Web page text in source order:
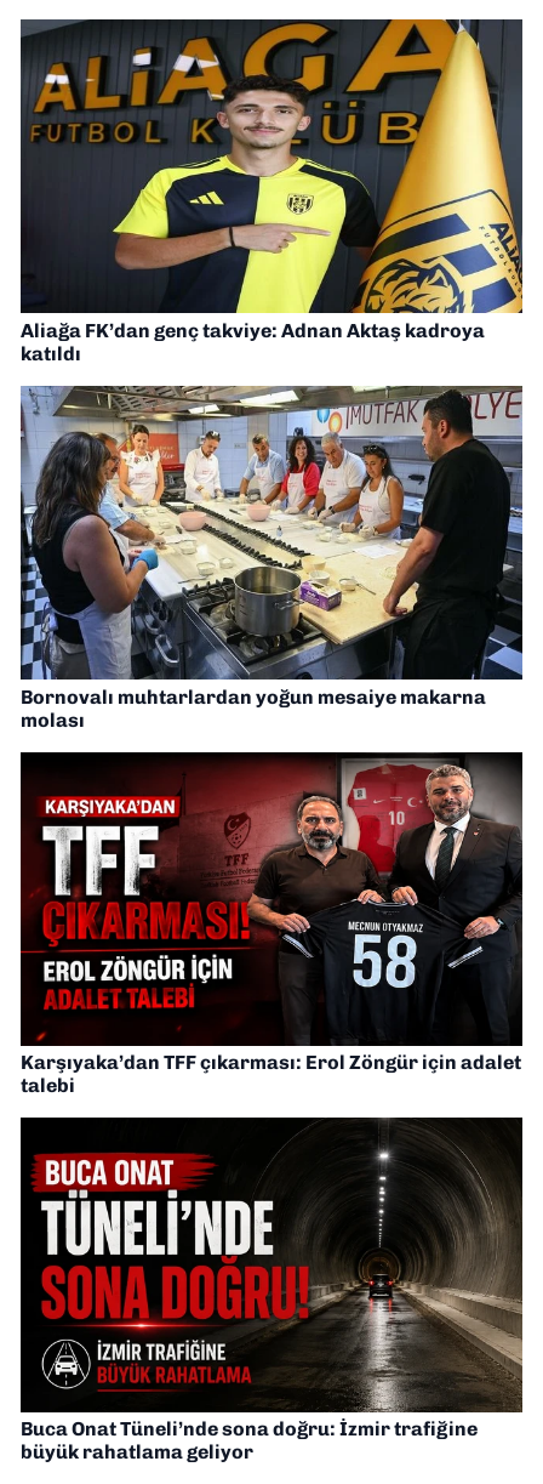
Aliağa FK’dan genç takviye: Adnan Aktaş kadroya
katıldı
Bornovalı muhtarlardan yoğun mesaiye makarna
molası
Karşıyaka’dan TFF çıkarması: Erol Zöngür için adalet
talebi
Buca Onat Tüneli’nde sona doğru: İzmir trafiğine
büyük rahatlama geliyor